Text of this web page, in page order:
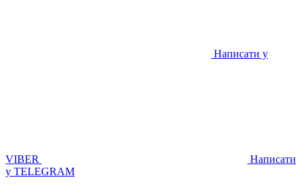
Написати у
VIBER
Написати
у TELEGRAM